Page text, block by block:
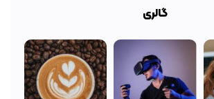
گالری